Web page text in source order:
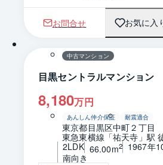
お問合せ お気に
1 / 0
中古マンション
目黒セントラルマンション
8,180万円
あんしん仲介保証 耐震適合
東京都目黒区中町２丁目
東急東横線「祐天寺」駅
2LDK 66.00m2 1967年
南向き